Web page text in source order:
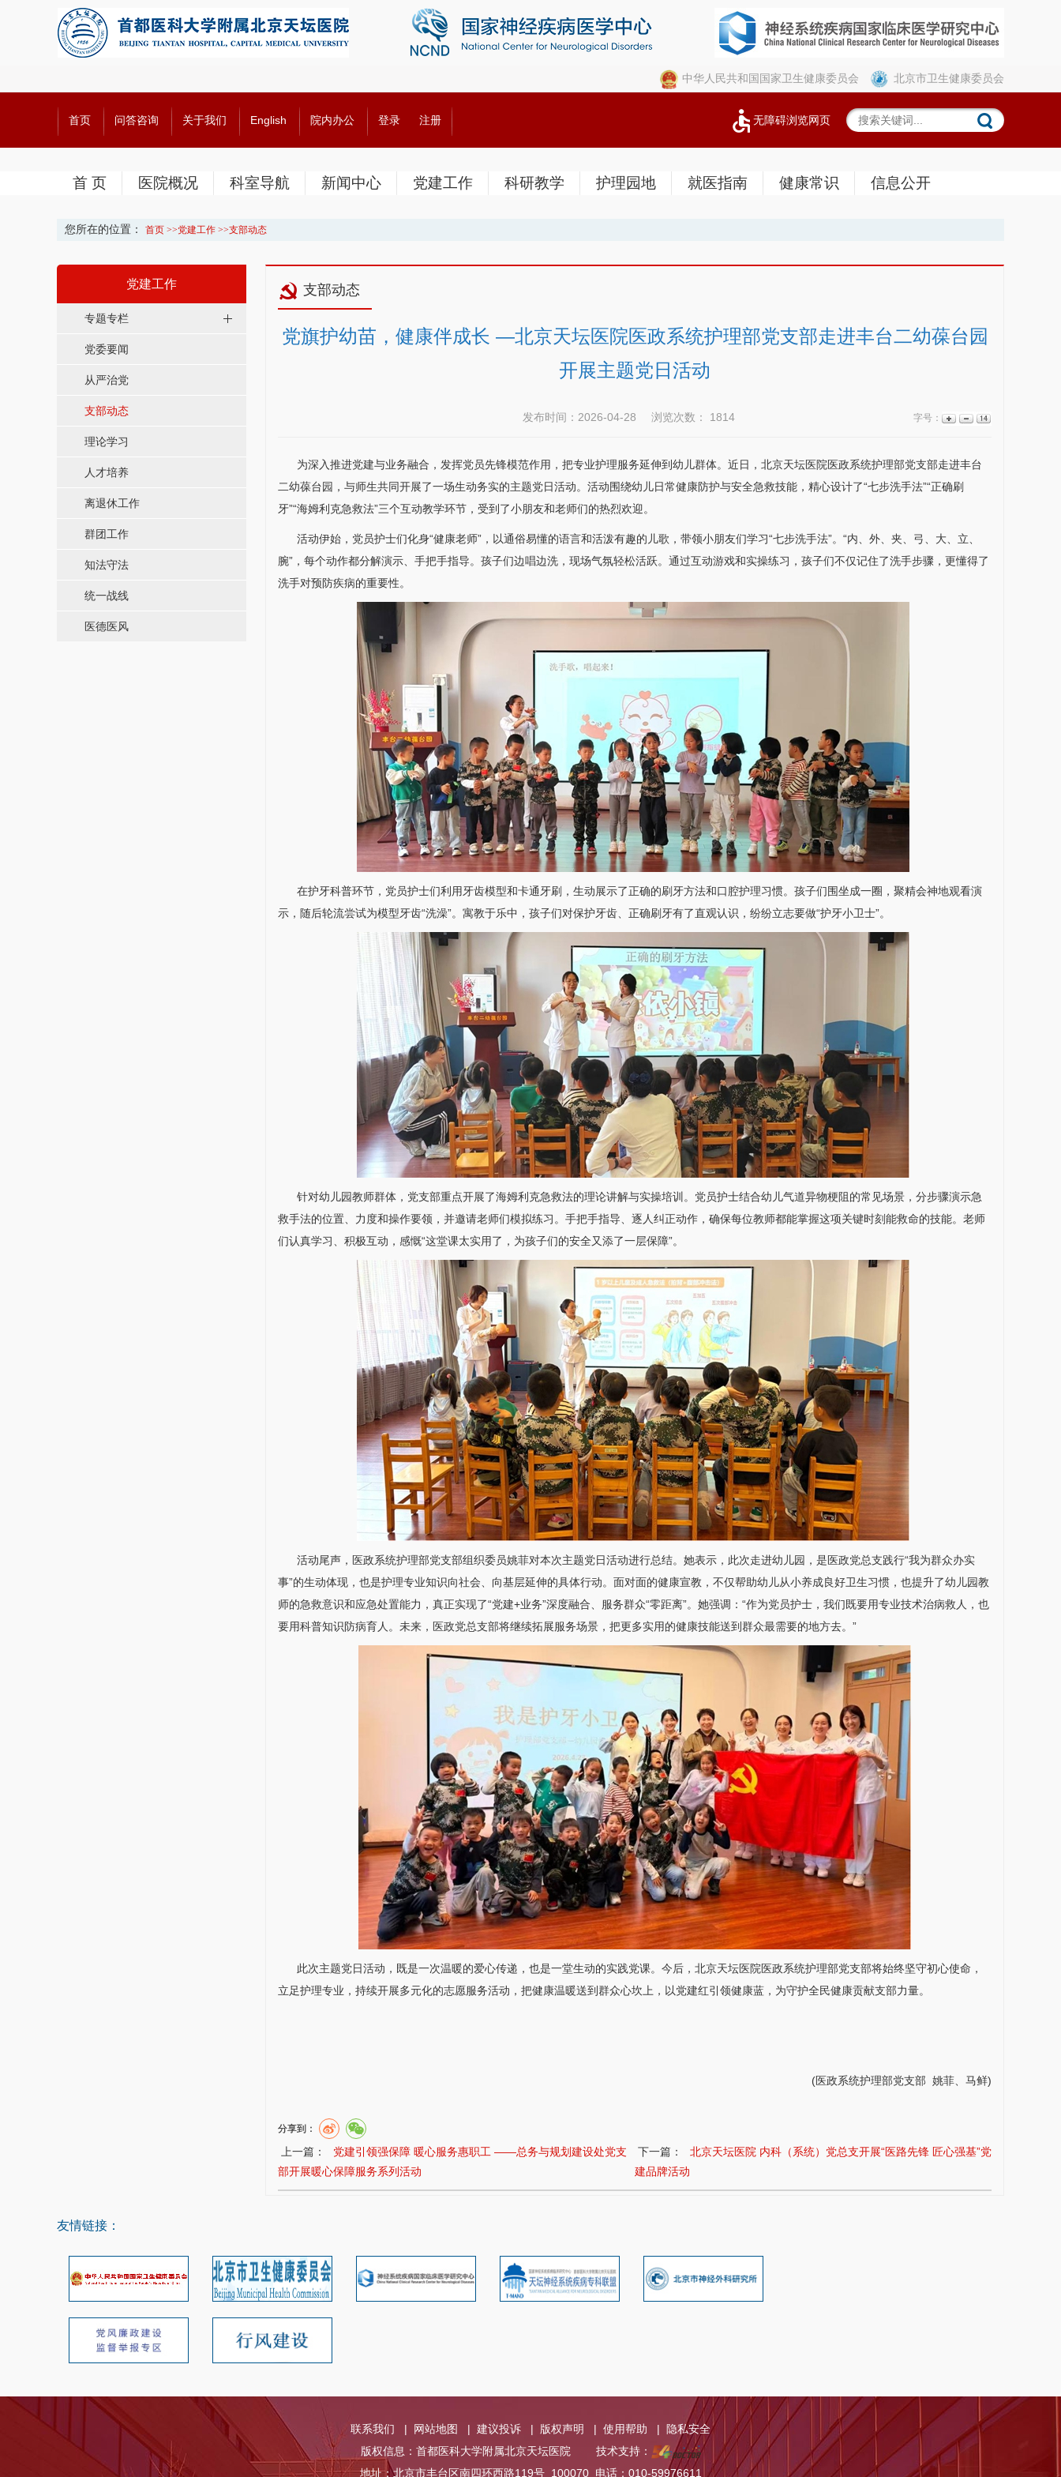
中华人民共和国国家卫生健康委员会 北京市卫生健康委员会
首页 问答咨询 关于我们 English 院内办公 登录 注册 无障碍浏览网页
首 页 医院概况 科室导航 新闻中心 党建工作 科研教学 护理园地 就医指南 健康常识 信息公开
您所在的位置： 首页 >>党建工作 >>支部动态
党建工作
专题专栏
党委要闻
从严治党
支部动态
理论学习
人才培养
离退休工作
群团工作
知法守法
统一战线
医德医风
支部动态
党旗护幼苗，健康伴成长 —北京天坛医院医政系统护理部党支部走进丰台二幼葆台园
开展主题党日活动
发布时间：2026-04-28 浏览次数： 1814 字号：
为深入推进党建与业务融合，发挥党员先锋模范作用，把专业护理服务延伸到幼儿群体。近日，北京天坛医院医政系统护理部党支部走进丰台
二幼葆台园，与师生共同开展了一场生动务实的主题党日活动。活动围绕幼儿日常健康防护与安全急救技能，精心设计了“七步洗手法”“正确刷
牙”“海姆利克急救法”三个互动教学环节，受到了小朋友和老师们的热烈欢迎。
活动伊始，党员护士们化身“健康老师”，以通俗易懂的语言和活泼有趣的儿歌，带领小朋友们学习“七步洗手法”。“内、外、夹、弓、大、立、
腕”，每个动作都分解演示、手把手指导。孩子们边唱边洗，现场气氛轻松活跃。通过互动游戏和实操练习，孩子们不仅记住了洗手步骤，更懂得了
洗手对预防疾病的重要性。
在护牙科普环节，党员护士们利用牙齿模型和卡通牙刷，生动展示了正确的刷牙方法和口腔护理习惯。孩子们围坐成一圈，聚精会神地观看演
示，随后轮流尝试为模型牙齿“洗澡”。寓教于乐中，孩子们对保护牙齿、正确刷牙有了直观认识，纷纷立志要做“护牙小卫士”。
针对幼儿园教师群体，党支部重点开展了海姆利克急救法的理论讲解与实操培训。党员护士结合幼儿气道异物梗阻的常见场景，分步骤演示急
救手法的位置、力度和操作要领，并邀请老师们模拟练习。手把手指导、逐人纠正动作，确保每位教师都能掌握这项关键时刻能救命的技能。老师
们认真学习、积极互动，感慨“这堂课太实用了，为孩子们的安全又添了一层保障”。
活动尾声，医政系统护理部党支部组织委员姚菲对本次主题党日活动进行总结。她表示，此次走进幼儿园，是医政党总支践行“我为群众办实
事”的生动体现，也是护理专业知识向社会、向基层延伸的具体行动。面对面的健康宣教，不仅帮助幼儿从小养成良好卫生习惯，也提升了幼儿园教
师的急救意识和应急处置能力，真正实现了“党建+业务”深度融合、服务群众“零距离”。她强调：“作为党员护士，我们既要用专业技术治病救人，也
要用科普知识防病育人。未来，医政党总支部将继续拓展服务场景，把更多实用的健康技能送到群众最需要的地方去。”
此次主题党日活动，既是一次温暖的爱心传递，也是一堂生动的实践党课。今后，北京天坛医院医政系统护理部党支部将始终坚守初心使命，
立足护理专业，持续开展多元化的志愿服务活动，把健康温暖送到群众心坎上，以党建红引领健康蓝，为守护全民健康贡献支部力量。
(医政系统护理部党支部 姚菲 、马鲜)
分享到：
上一篇：
党建引领强保障 暖心服务惠职工 ——总务与规划建设处党支
部开展暖心保障服务系列活动
下一篇：
北京天坛医院 内科（系统）党总支开展“医路先锋 匠心强基”党
建品牌活动
友情链接：
联系我们 | 网站地图 | 建议投诉 | 版权声明 | 使用帮助 |
隐私安全
版权信息：首都医科大学附属北京天坛医院 技术支持：
地址：北京市丰台区南四环西路119号 100070 电话：010-59976611